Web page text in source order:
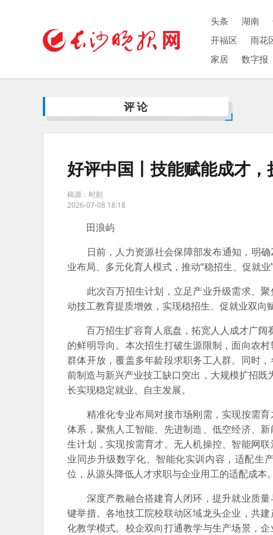
头条 湖南
开福区
雨花
家居
数字报
评论
好评中国丨技能赋能成才
稿源：时刻
2026-07-08 18:18
田浪屿
日前，人力资源社会保障部发布通知，明确
业布局、多元化育人模式，推动“稳招生、促就业”
此次百万招生计划，立足产业升级需求、聚
动技工教育提质增效，实现稳招生、促就业双向
百万招生扩容育人底盘，拓宽人人成才广阔
的鲜明导向。本次招生打破生源限制，面向农
群体开放，覆盖多年龄段求职务工人群。同时
前制造与新兴产业技工缺口突出，大规模扩招既
长实现稳定就业、自主发展。
精准化专业布局对接市场刚需，实现按需育
体系，聚焦人工智能、先进制造、低空经济、
生计划，实现按需育才。无人机操控、智能网
业同步升级数字化、智能化实训内容，适配生
位，从源头降低人才求职与企业用工的适配成本。
深度产教融合搭建育人闭环，提升就业质量
键举措。各地技工院校联动区域龙头企业，共
化教学模式。校企双向打通教学与生产场景，